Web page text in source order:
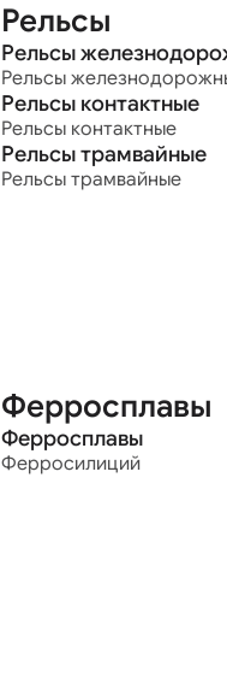
Рельсы
Рельсы
Рельсы
Рельсы контактные
Рельсы контактные
Рельсы трамвайные
Рельсы трамвайные
Ферросплавы
Ферросплавы
Ферросилиций